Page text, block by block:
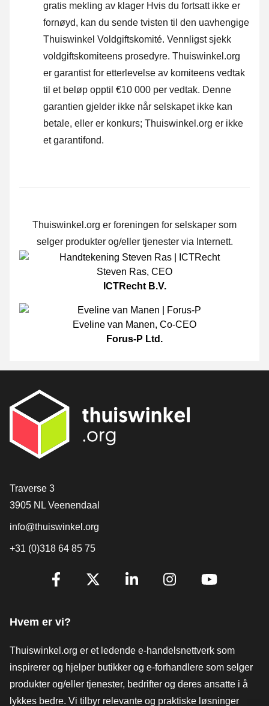
gratis mekling av klager Hvis du fortsatt ikke er
fornøyd, kan du sende tvisten til den uavhengige
Thuiswinkel Voldgiftskomité. Vennligst sjekk
voldgiftskomiteens prosedyre. Thuiswinkel.org
er garantist for etterlevelse av komiteens vedtak
til et beløp opptil €10 000 per vedtak. Denne
garantien gjelder ikke når selskapet ikke kan
betale, eller er konkurs; Thuiswinkel.org er ikke
et garantifond.
Thuiswinkel.org er foreningen for selskaper som
selger produkter og/eller tjenester via Internett.
Steven Ras, CEO
ICTRecht B.V.
Eveline van Manen, Co-CEO
Forus-P Ltd.
[_General:Contact]
Traverse 3
3905 NL Veenendaal
info@thuiswinkel.org
+31 (0)318 64 85 75
[_General:SocialMediaTitle]
Hvem er vi?
Thuiswinkel.org er et ledende e-handelsnettverk som
inspirerer og hjelper butikker og e-forhandlere som selger
produkter og/eller tjenester, bedrifter og deres ansatte i å
lykkes bedre. Vi tilbyr relevante og praktiske løsninger